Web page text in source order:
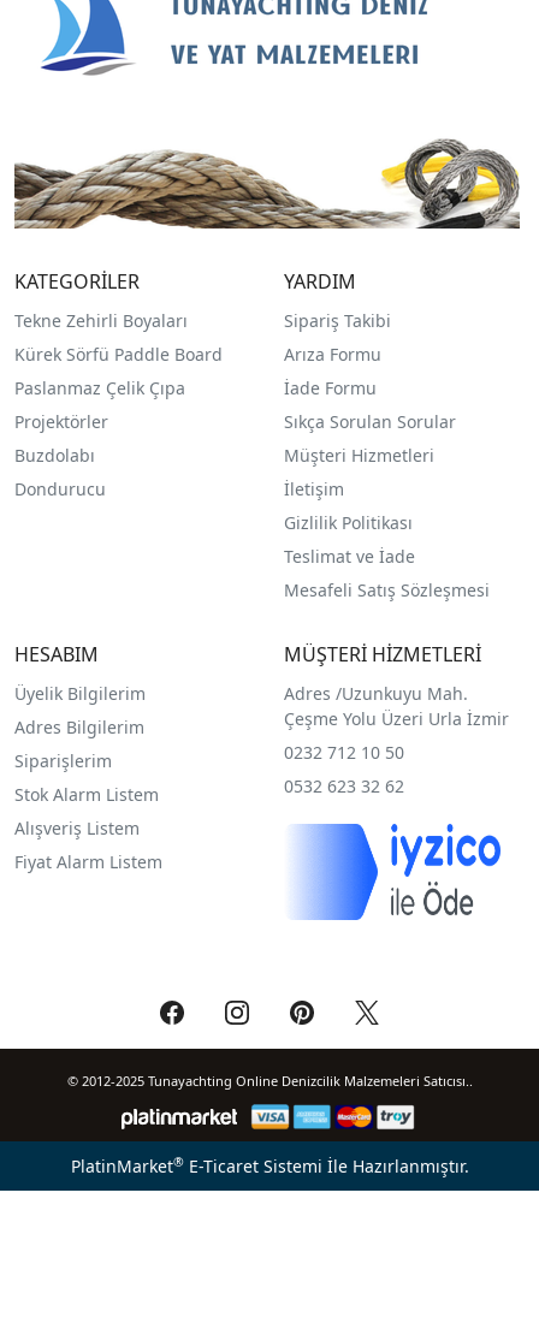
KATEGORİLER
Tekne Zehirli Boyaları
Kürek Sörfü Paddle Board
Paslanmaz Çelik Çıpa
Projektörler
Buzdolabı
Dondurucu
YARDIM
Sipariş Takibi
Arıza Formu
İade Formu
Sıkça Sorulan Sorular
Müşteri Hizmetleri
İletişim
Gizlilik Politikası
Teslimat ve İade
Mesafeli Satış Sözleşmesi
HESABIM
Üyelik Bilgilerim
Adres Bilgilerim
Siparişlerim
Stok Alarm Listem
Alışveriş Listem
Fiyat Alarm Listem
MÜŞTERİ HİZMETLERİ
Adres /Uzunkuyu Mah.
Çeşme Yolu Üzeri Urla İzmir
0232 712 10 50
0532 623 32 62
© 2012-2025 Tunayachting Online Denizcilik Malzemeleri Satıcısı..
PlatinMarket®E-Ticaret Sistemi İle Hazırlanmıştır.